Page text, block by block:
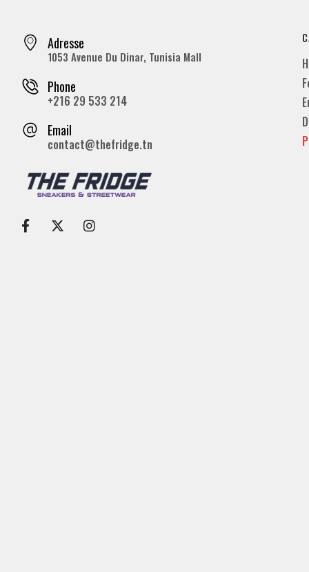
Adresse
1053 Avenue Du Dinar, Tunisia Mall
Phone
+216 29 533 214
Email
contact@thefridge.tn